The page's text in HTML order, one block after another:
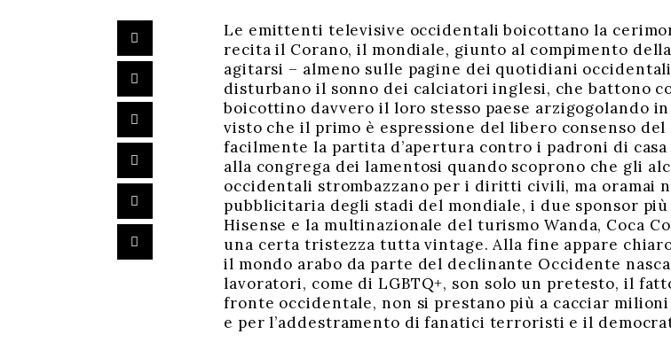
Le emittenti televisive occidentali boicottano la
recita il Corano, il mondiale, giunto al compimento
agitarsi – almeno sulle pagine dei quotidiani
disturbano il sonno dei calciatori inglesi, che battono
boicottino davvero il loro stesso paese arzigogolando
visto che il primo è espressione del libero consenso
facilmente la partita d’apertura contro i padroni di
alla congrega dei lamentosi quando scoprono che gli
occidentali strombazzano per i diritti civili, ma oramai
pubblicitaria degli stadi del mondiale, i due sponsor
Hisense e la multinazionale del turismo Wanda, Coca
una certa tristezza tutta vintage. Alla fine appare
il mondo arabo da parte del declinante Occidente
lavoratori, come di LGBTQ+, son solo un pretesto, il
fronte occidentale, non si prestano più a cacciar
e per l’addestramento di fanatici terroristi e il